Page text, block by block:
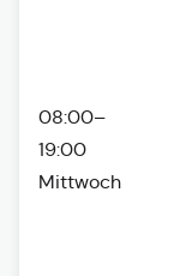
08:00–
19:00
Mittwoch